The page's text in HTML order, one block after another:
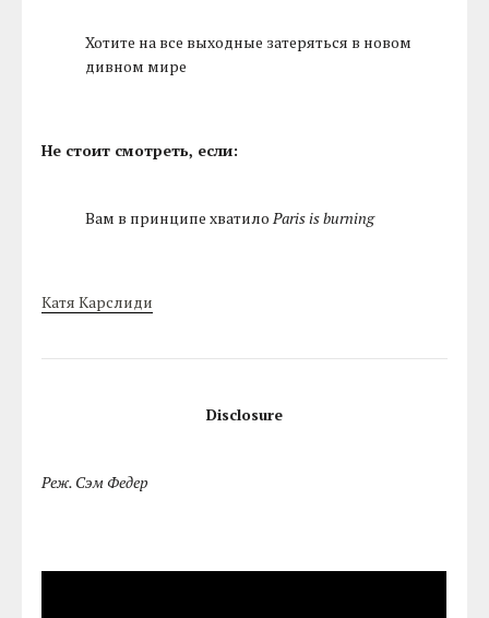
Хотите на все выходные затеряться в новом
дивном мире
Не стоит смотреть, если:
Вам в принципе хватилоParis is burning
Катя Карслиди
Disclosure
Реж. Сэм Федер